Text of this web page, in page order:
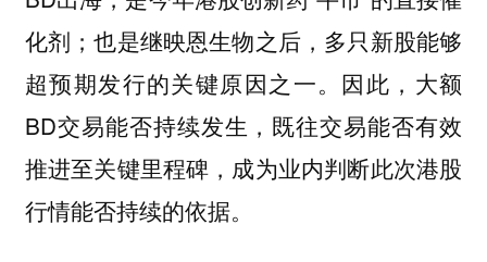
化剂；也是继映恩生物之后，多只新股能够
超预期发行的关键原因之一。因此，大额
BD交易能否持续发生，既往交易能否有效
推进至关键里程碑，成为业内判断此次港股
行情能否持续的依据。